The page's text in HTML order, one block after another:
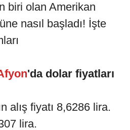
biri olan Amerikan
nasıl başladı! İşte
'da dolar fiyatları
alış fiyatı 8,6286 lira.
lira.